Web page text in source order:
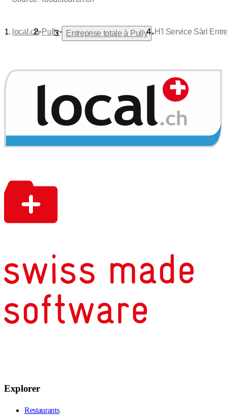
local.ch•Pully• Entreprise totale à Pully •H'I Service Sàrl
Explorer
Restaurants